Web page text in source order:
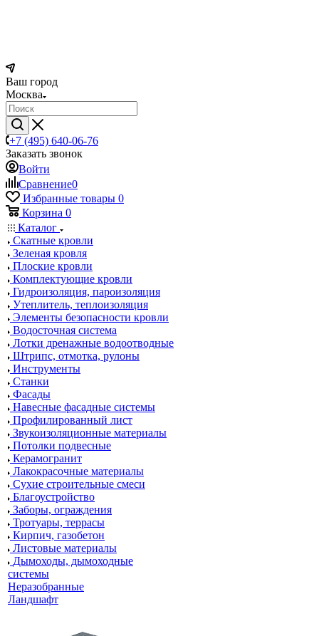
Ваш город
Москва
+7 (495) 640-06-76
Заказать звонок
Войти
Сравнение0
Избранные товары 0
Корзина 0
Каталог
Скатные кровли
Зеленая кровля
Плоские кровли
Комплектующие кровли
Гидроизоляция, пароизоляция
Утеплитель, теплоизоляция
Элементы безопасности кровли
Водосточная система
Лотки дренажные водоотводные
Штрипс, отмотка, рулоны
Инструменты
Станки
Фасады
Навесные фасадные системы
Профилированный лист
Звукоизоляционные материалы
Потолки подвесные
Керамогранит
Лакокрасочные материалы
Сухие строительные смеси
Благоустройство
Заборы, ограждения
Тротуары, террасы
Кирпич, газобетон
Листовые материалы
Дымоходы, дымоходные
системы
Неразобранные
Ландшафт